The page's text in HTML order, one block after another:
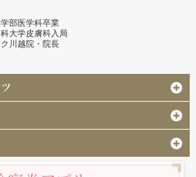
部医学科卒業
大学皮膚科入局
川越院・院長